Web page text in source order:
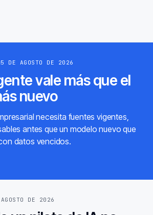
5 DE AGOSTO DE 2026
vale más que el
nuevo
necesita fuentes vigentes,
antes que un modelo nuevo que
datos vencidos.
DE 2026